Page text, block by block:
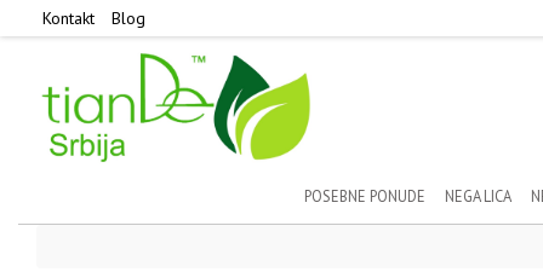
Kontakt Blog
POSEBNE PONUDE NEGA LICA